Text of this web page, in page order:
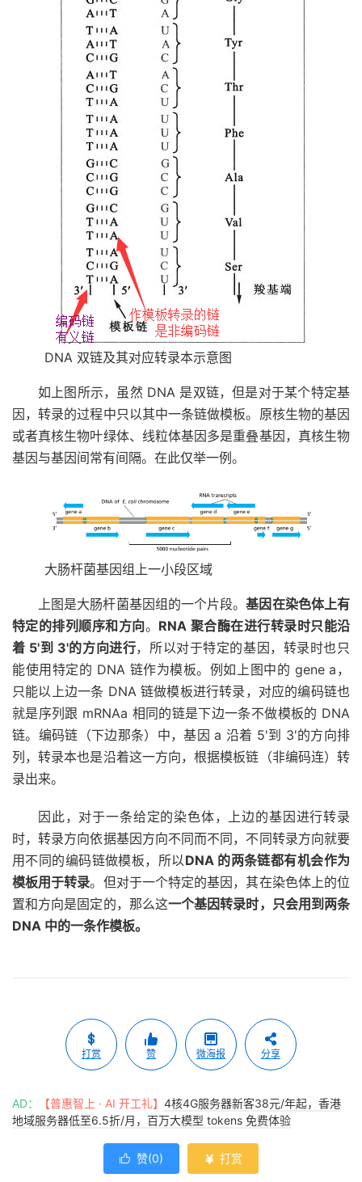
DNA 双链及其对应转录本示意图
如上图所示，虽然 DNA 是双链，但是对于某个特定基
因，转录的过程中只以其中一条链做模板。原核生物的基因
或者真核生物叶绿体、线粒体基因多是重叠基因，真核生物
基因与基因间常有间隔。在此仅举一例。
大肠杆菌基因组上一小段区域
上图是大肠杆菌基因组的一个片段。基因在染色体上有
特定的排列顺序和方向。 RNA 聚合酶在进行转录时只能沿
着 5'到 3'的方向进行，所以对于特定的基因，转录时也只
能使用特定的 DNA 链作为模板。例如上图中的 gene a，
只能以上边一条 DNA 链做模板进行转录，对应的编码链也
就是序列跟 mRNAa 相同的链是下边一条不做模板的 DNA
链。编码链（下边那条）中，基因 a 沿着 5'到 3'的方向排
列，转录本也是沿着这一方向，根据模板链（非编码连）转
录出来。
因此，对于一条给定的染色体，上边的基因进行转录
时，转录方向依据基因方向不同而不同，不同转录方向就要
用不同的编码链做模板，所以DNA 的两条链都有机会作为
模板用于转录。但对于一个特定的基因，其在染色体上的位
置和方向是固定的，那么这一个基因转录时，只会用到两条
DNA 中的一条作模板。
打赏 赞 微海报 分享
AD： 【普惠智上 · AI 开工礼】 4核4G服务器新客38元/年起，香港
地域服务器低至6.5折/月，百万大模型 tokens 免费体验
 赞(0)  打赏